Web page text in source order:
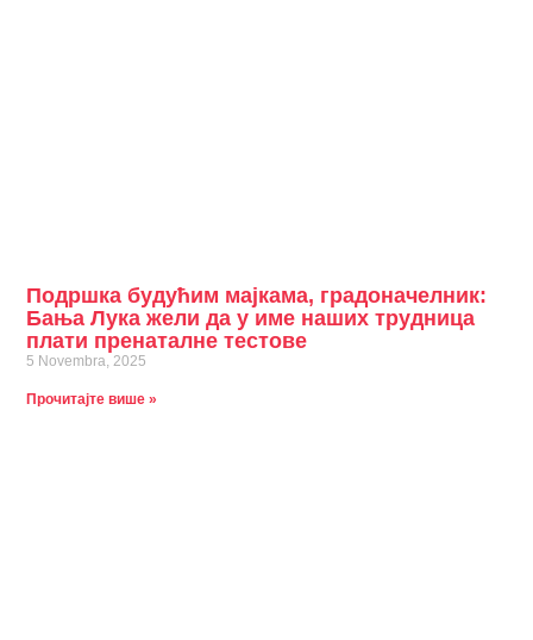
Подршка будућим мајкама, градоначелник:
Бања Лука жели да у име наших трудница
плати пренаталне тестове
5 Novembra, 2025
Прочитајте више »